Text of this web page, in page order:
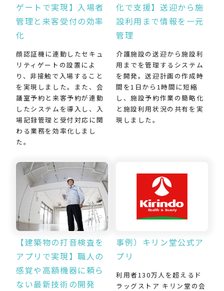
ゲートで実現】入場者
管理と来客受付の効率
化
顔認証機に連動したセキュ
リティゲートの設置によ
り、非接触で入場すること
を実現しました。また、会
議室予約と来客予約が連動
したシステムを導入し、入
場記録管理と受付対応に関
わる業務を効率化しまし
た。
化で支援】送迎から施
設利用まで情報を一元
管理
介護施設の送迎から施設利
用までを管理するシステム
を開発。送迎計画の作成時
間を1日から1時間に短縮
し、施設予約作業の簡略化
と施設利用状況の共有を実
現しました。
【建築物の打音検査を
アプリで実現】職人の
感覚や高額機器に頼ら
ない最新技術の開発
事例）キリン堂公式ア
プリ
利用者130万人を超えるド
ラッグストア キリン堂の会